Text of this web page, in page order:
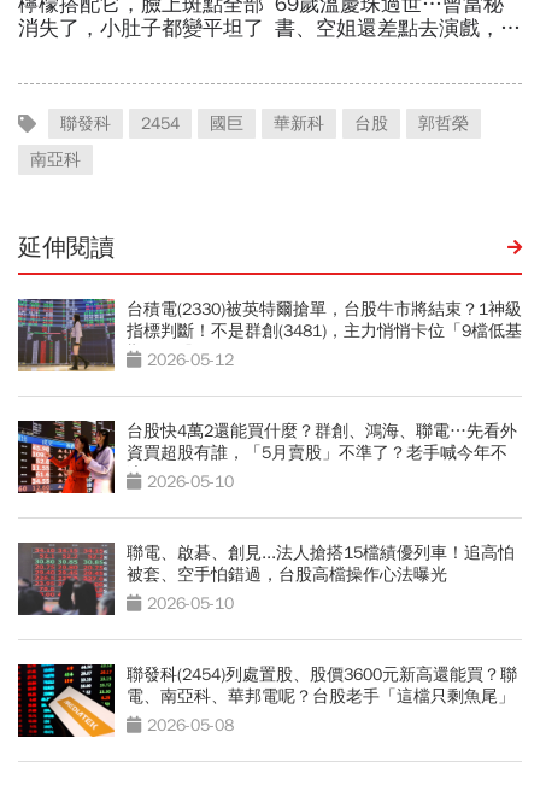
聯發科 2454 國巨 華新科 台股
郭哲榮
南亞科
延伸閱讀
台積電(2330)被英特爾搶單，台股牛市將結束？1神級
指標判斷！不是群創(3481)，主力悄悄卡位「9檔低基
期黑馬股」
2026-05-12
台股快4萬2還能買什麼？群創、鴻海、聯電…先看外
資買超股有誰，「5月賣股」不準了？老手喊今年不
適用2026-05-10
聯電、啟碁、創見...法人搶搭15檔績優列車！追高怕
被套、空手怕錯過，台股高檔操作心法曝光
2026-05-10
聯發科(2454)列處置股、股價3600元新高還能買？聯
電、南亞科、華邦電呢？台股老手「這檔只剩魚尾」
2026-05-08